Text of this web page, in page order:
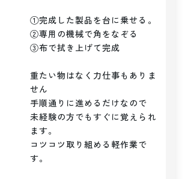
①完成した製品を台に乗せる。
②専用の機械で角をなぞる
③布で拭き上げて完成
重たい物はなく力仕事もありま
せん
手順通りに進めるだけなので
未経験の方でもすぐに覚えられ
ます。
コツコツ取り組める軽作業で
す。